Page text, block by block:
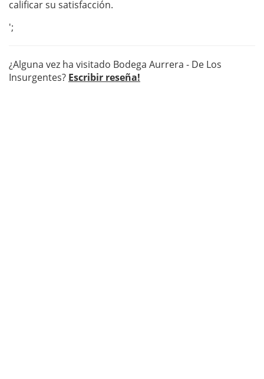
calificar su satisfacción.
';
¿Alguna vez ha visitado Bodega Aurrera - De Los
Insurgentes? Escribir reseña!